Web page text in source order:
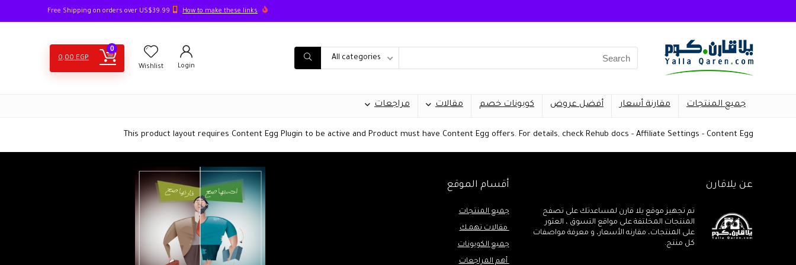
How to make these links
for:
All categories
Login
Wishlist
0
0,00 EGP
جميع المنتجات مقارنة أسعار أفضل عروض كوبونات خصم مقالات مراجعات
This product layout requires Content Egg Plugin to be active and Product must have Content Egg offers. For details, check Rehub docs - Affiliate Settings - Content Egg
عن يلاقارن
تم تجهيز موقع يلا قارن لمساعدتك على تصفح
المنتجات المخلتفة على مواقع التسوق ، العثور
على المنتجات، مقارنه الأسعار، و معرفة مواصفات
كل منتج.
أقسام الموقع
جميع المنتجات
مقالات تهمـك
جميع الكوبونات
أهم المراجعات